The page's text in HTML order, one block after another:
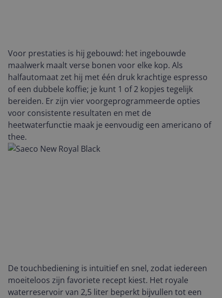
Voor prestaties is hij gebouwd: het ingebouwde
maalwerk maalt verse bonen voor elke kop. Als
halfautomaat zet hij met één druk krachtige espresso
of een dubbele koffie; je kunt 1 of 2 kopjes tegelijk
bereiden. Er zijn vier voorgeprogrammeerde opties
voor consistente resultaten en met de
heetwaterfunctie maak je eenvoudig een americano of
thee.
De touchbediening is intuïtief en snel, zodat iedereen
moeiteloos zijn favoriete recept kiest. Het royale
waterreservoir van 2,5 liter beperkt bijvullen tot een